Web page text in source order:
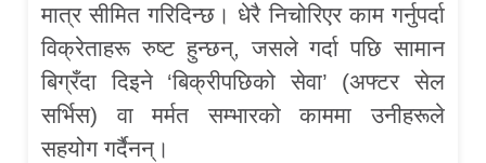
मात्र सीमित गरिदिन्छ। धेरै निचोरिएर काम गर्नुपर्दा
विक्रेताहरू रुष्ट हुन्छन्, जसले गर्दा पछि सामान
बिग्रँदा दिइने ‘बिक्रीपछिको सेवा’ (अफ्टर सेल
सर्भिस) वा मर्मत सम्भारको काममा उनीहरूले
सहयोग गर्दैनन्।